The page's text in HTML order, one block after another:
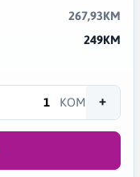
267,93KM
249KM
KOM +